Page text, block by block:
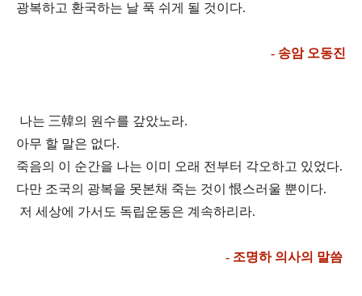
광복하고 환국하는 날 푹 쉬게 될 것이다.
- 송암 오동진
나는 三韓의 원수를 갚았노라.
아무 할 말은 없다.
죽음의 이 순간을 나는 이미 오래 전부터 각오하고 있었다.
다만 조국의 광복을 못본채 죽는 것이 恨스러울 뿐이다.
저 세상에 가서도 독립운동은 계속하리라.
- 조명하 의사의 말씀